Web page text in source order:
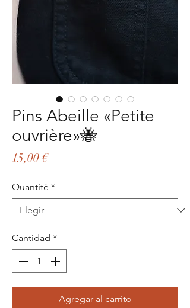
Pins Abeille «Petite
ouvrière»🐝
15,00 €Precio
Quantité *
Cantidad *
Agregar al carrito